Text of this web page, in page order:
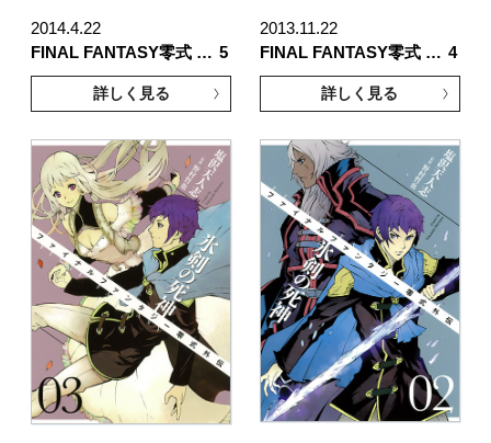
2014.4.22
FINAL FANTASY零式 … 5
詳しく見る
2013.11.22
FINAL FANTASY零式 … 4
詳しく見る